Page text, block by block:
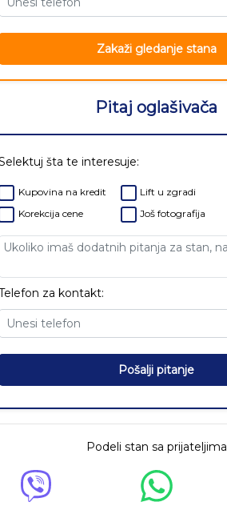
Zakaži gledanje stana
Pitaj oglašivača
šta te interesuje:
Kupovina na kredit
Korekcija cene
Lift u zgradi
Još fotografija
za kontakt:
Pošalji pitanje
Podeli stan sa prijateljima